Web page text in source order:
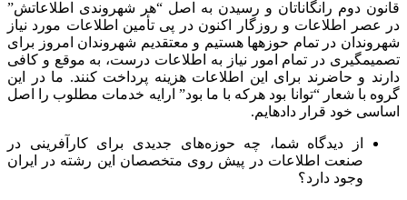
قانون دوم رانگاناتان و رسیدن به اصل “هر شهروندی اطلاعاتش”
در عصر اطلاعات و روزگار اکنون در پی تأمین اطلاعات مورد نیاز
شهروندان در تمام حوزه­ها هستیم و معتقدیم شهروندان امروز برای
تصمیم­گیری در تمام امور نیاز به اطلاعات درست، به موقع و کافی
دارند و حاضرند برای این اطلاعات هزینه پرداخت کنند. ما در این
گروه با شعار “توانا بود هرکه با ما بود” ارایه خدمات مطلوب را اصل
اساسی خود قرار داده­ایم.
از دیدگاه شما، چه حوزه‌های جدیدی برای کارآفرینی در
صنعت اطلاعات در پیش روی متخصصان این رشته در ایران
وجود دارد؟